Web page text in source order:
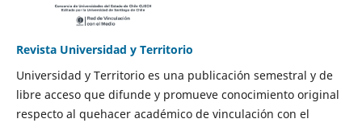
Revista Universidad y Territorio
Universidad y Territorio es una publicación semestral y de
libre acceso que difunde y promueve conocimiento original
respecto al quehacer académico de vinculación con el